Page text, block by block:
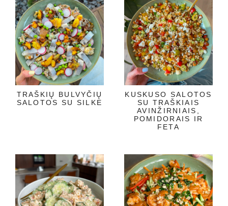
TRAŠKIŲ BULVYČIŲ
SALOTOS SU SILKE
KUSKUSO SALOTOS
SU TRAŠKIAIS
AVINŽIRNIAIS,
POMIDORAIS IR
FETA